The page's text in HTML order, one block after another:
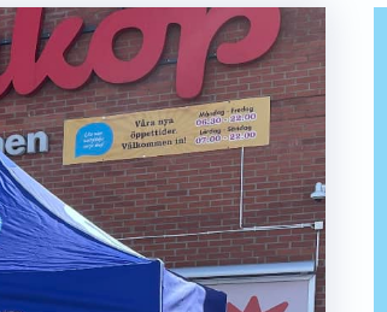
Moderata Företagarrådet Nyköping
MUF Nyköping
Moderata seniorer
ModeratKvinnor